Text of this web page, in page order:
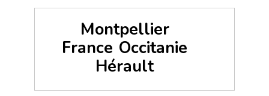
Montpellier
France Occitanie
Hérault